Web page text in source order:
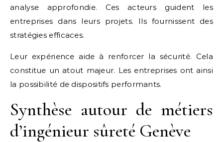
analyse approfondie. Ces acteurs guident les
entreprises dans leurs projets. Ils fournissent des
stratégies efficaces.
Leur expérience aide à renforcer la sécurité. Cela
constitue un atout majeur. Les entreprises ont ainsi
la possibilité de dispositifs performants.
Synthèse autour de métiers
d’ingénieur sûreté Genève